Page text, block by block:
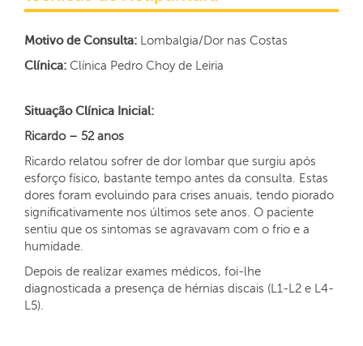
Motivo de Consulta: Lombalgia/Dor nas Costas
Clínica: Clínica Pedro Choy de Leiria
Situação Clínica Inicial:
Ricardo – 52 anos
Ricardo relatou sofrer de dor lombar que surgiu após
esforço físico, bastante tempo antes da consulta. Estas
dores foram evoluindo para crises anuais, tendo piorado
significativamente nos últimos sete anos. O paciente
sentiu que os sintomas se agravavam com o frio e a
humidade.
Depois de realizar exames médicos, foi-lhe
diagnosticada a presença de hérnias discais (L1-L2 e L4-
L5).